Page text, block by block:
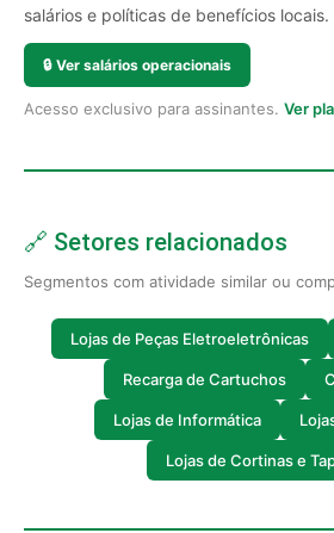
salários e políticas de benefícios locais.
🔒 Ver salários operacionais
Acesso exclusivo para assinantes. Ver
🔗 Setores relacionados
Segmentos com atividade similar ou
Lojas de Peças Eletroeletrônicas
Recarga de Cartuchos
Lojas de Informática
Lojas de Cortinas e